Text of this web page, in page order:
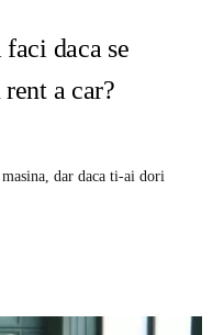
faci daca se
a car?
dar daca ti-ai dori